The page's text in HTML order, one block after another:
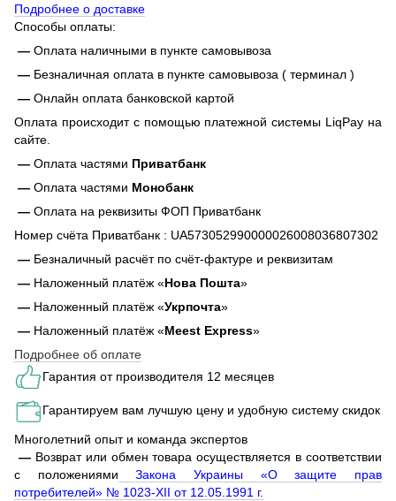
Подробнее о доставке
Способы оплаты:
— Оплата наличными в пункте самовывоза
— Безналичная оплата в пункте самовывоза ( терминал )
— Онлайн оплата банковской картой
Оплата происходит с помощью платежной системы LiqPay на
сайте.
— Оплата частями Приватбанк
— Оплата частями Монобанк
— Оплата на реквизиты ФОП Приватбанк
Номер счёта Приватбанк : UA573052990000026008036807302
— Безналичный расчёт по счёт-фактуре и реквизитам
— Наложенный платёж «Нова Пошта»
— Наложенный платёж «Укрпочта»
— Наложенный платёж «Meest Express»
Подробнее об оплате
Гарантия от производителя 12 месяцев
Гарантируем вам лучшую цену и удобную систему скидок
Многолетний опыт и команда экспертов
— Возврат или обмен товара осуществляется в соответствии
с положениями Закона Украины «О защите прав
потребителей» № 1023-XII от 12.05.1991 г.